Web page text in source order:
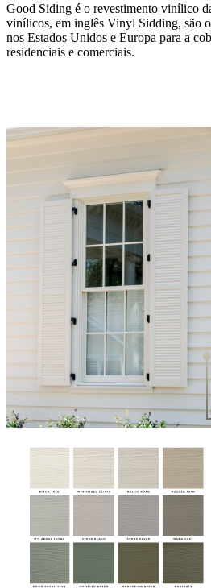
Good Siding é o revestimento vinílico
vinílicos, em inglês Vinyl Sidding, são
nos Estados Unidos e Europa para a
residenciais e comerciais.